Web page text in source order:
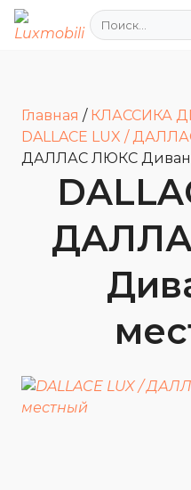
Поиск
Главная / КЛАССИКА
DALLACE LUX /
ДАЛЛАС ЛЮКС Диван